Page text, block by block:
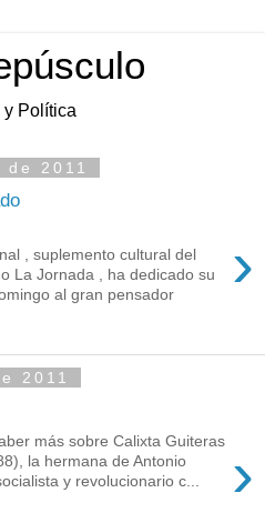
y Política
2011
›
, suplemento cultural del
La Jornada , ha dedicado su
al gran pensador
2011
›
más sobre Calixta Guiteras
la hermana de Antonio
y revolucionario c...